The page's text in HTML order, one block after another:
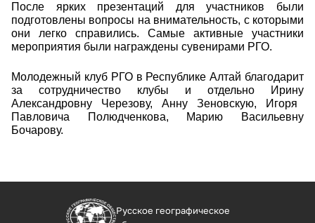
После ярких презентаций для участников были
подготовлены вопросы на внимательность, с которыми
они легко справились. Самые активные участники
мероприятия были награждены сувенирами РГО.
Молодежный клуб РГО в Республике Алтай благодарит
за сотрудничество клубы и отдельно
Ирину
Александровну Черезову, Анну Зеновскую,
Игоря
Павловича Полюдченкова, Марию Васильевну
Бочарову.
Русское географическое